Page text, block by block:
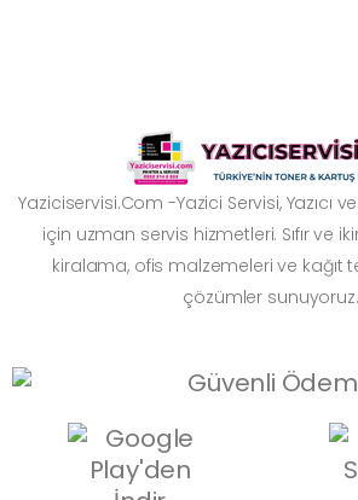
Yaziciservisi.Com -Yazici Servisi, Yazıcı
için uzman servis hizmetleri. Sıfır ve
kiralama, ofis malzemeleri ve kağıt
çözümler sunuyoruz.